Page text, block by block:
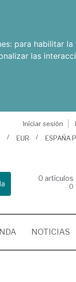
para habilitar la
las
Iniciar sesión
EUR ESPAÑA
0 artículos
0
NOTICIAS